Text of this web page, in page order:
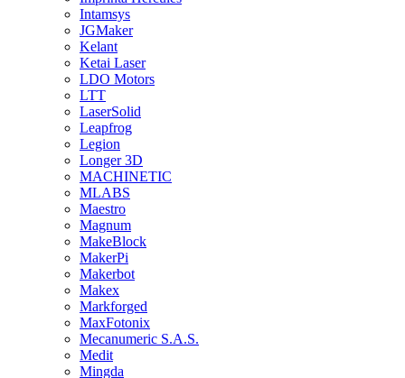
Intamsys
JGMaker
Kelant
Ketai Laser
LDO Motors
LTT
LaserSolid
Leapfrog
Legion
Longer 3D
MACHINETIC
MLABS
Maestro
Magnum
MakeBlock
MakerPi
Makerbot
Makex
Markforged
MaxFotonix
Mecanumeric S.A.S.
Medit
Mingda